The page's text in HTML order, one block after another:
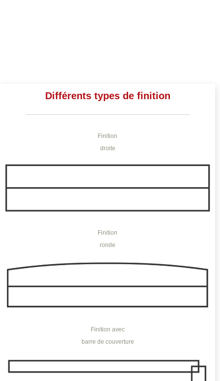
Différents types de finition
Finition
droite
Finition
ronde
Finition avec
barre de couverture